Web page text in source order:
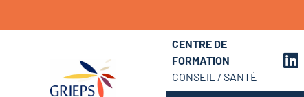
CENTRE DE
FORMATION
CONSEIL / SANTÉ